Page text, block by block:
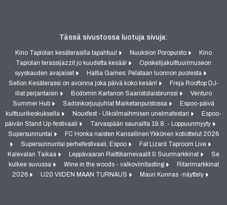
Tässä sivustossa luotuja sivuja:
Kino Tapiolan kesäterasilla tapahtuu! Nuuksion Poropuisto
Kino
Tapiolan terassijazzit jo kuudetta kesää!
Opiskelijakulttuurimuseon
syyskauden avajaiset
Haltia Games: Pelataan luonnon puolesta
Sellon Kesäterassi on avoinna joka päivä koko kesän!
Freja Rooftop DJ-
illat perjantaisin
Bodomin Kartanon Saaristolaisbrunssi
Venturo
Summer Hub
Sadonkorjuujuhlat Marketanpuistossa
Espoo-päivä
kulttuurikeskuksella
Nouxfest - Ulkoilmaihmisen unelmafestari
Espoo-
päivän Stand Up-festivaali
Tarvaspään saunailta 19.8. - Loppuunmyyty
Supersunnuntai
FC Honka naisten Kansallinen Ykkönen kotiottelut 2026
Supersunnuntai perhefestivaali, Espoo
Fat Lizard Taproom Live
Kalevalan Taikaa
Leppävaaran Raittikarnevaalit & Suurmarkkinat
Se
kulkee suvussa
Wine in the woods - valkoviinitasting
Ritarimarkkinat
2026
U20 VIIDEN MAAN TURNAUS Mauri Kunnas -näyttely